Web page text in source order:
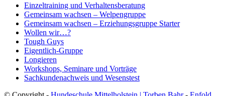
Einzeltraining und Verhaltensberatung
Gemeinsam wachsen – Welpengruppe
Gemeinsam wachsen – Erziehungsgruppe Starter
Wollen wir…?
Tough Guys
Eigentlich-Gruppe
Longieren
Workshops, Seminare und Vorträge
Sachkundenachweis und Wesenstest